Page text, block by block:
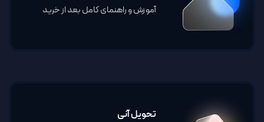
آموزش و راهنمای کامل بعد از خرید
تحویل آنی